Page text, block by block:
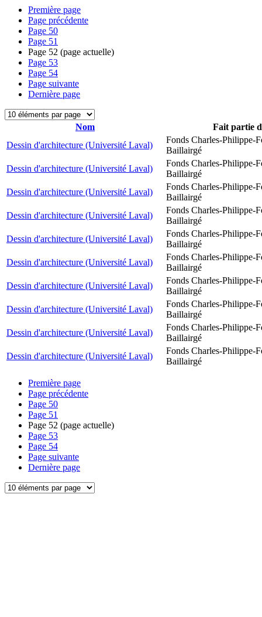
Première page
Page précédente
Page 50
Page 51
Page 52 (page actuelle)
Page 53
Page 54
Page suivante
Dernière page
Nom
Fait partie
Dessin d'architecture (Université Laval)
Fonds Charles-Philippe-
Baillairgé
Dessin d'architecture (Université Laval)
Fonds Charles-Philippe-
Baillairgé
Dessin d'architecture (Université Laval)
Fonds Charles-Philippe-
Baillairgé
Dessin d'architecture (Université Laval)
Fonds Charles-Philippe-
Baillairgé
Dessin d'architecture (Université Laval)
Fonds Charles-Philippe-
Baillairgé
Dessin d'architecture (Université Laval)
Fonds Charles-Philippe-
Baillairgé
Dessin d'architecture (Université Laval)
Fonds Charles-Philippe-
Baillairgé
Dessin d'architecture (Université Laval)
Fonds Charles-Philippe-
Baillairgé
Dessin d'architecture (Université Laval)
Fonds Charles-Philippe-
Baillairgé
Dessin d'architecture (Université Laval)
Fonds Charles-Philippe-
Baillairgé
Première page
Page précédente
Page 50
Page 51
Page 52 (page actuelle)
Page 53
Page 54
Page suivante
Dernière page